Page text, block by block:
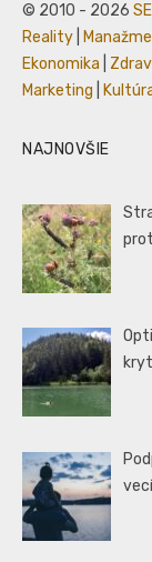
© 2010 - 2026
Reality
Ekonomika
Marketing
NAJNOVŠIE